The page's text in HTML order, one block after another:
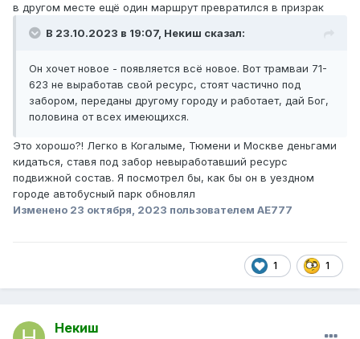
в другом месте ещё один маршрут превратился в призрак
В 23.10.2023 в 19:07, Некиш сказал:
Он хочет новое - появляется всё новое. Вот трамваи 71-
623 не выработав свой ресурс, стоят частично под
забором, переданы другому городу и работает, дай Бог,
половина от всех имеющихся.
Это хорошо?! Легко в Когалыме, Тюмени и Москве деньгами
кидаться, ставя под забор невыработавший ресурс
подвижной состав. Я посмотрел бы, как бы он в уездном
городе автобусный парк обновлял
Изменено 23 октября, 2023 пользователем AE777
1 1
Некиш